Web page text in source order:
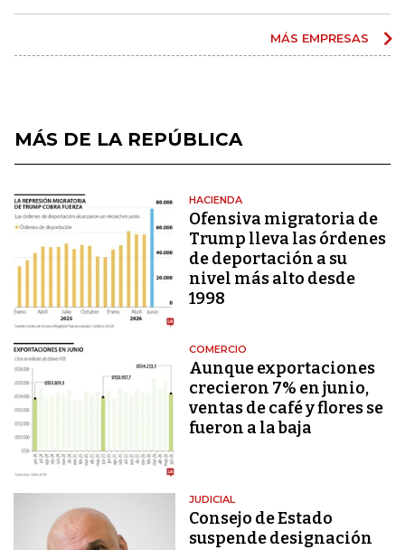
MÁS EMPRESAS
MÁS DE LA REPÚBLICA
HACIENDA
Ofensiva migratoria de
Trump lleva las órdenes
de deportación a su
nivel más alto desde
1998
COMERCIO
Aunque exportaciones
crecieron 7% en junio,
ventas de café y flores se
fueron a la baja
JUDICIAL
Consejo de Estado
suspende designación